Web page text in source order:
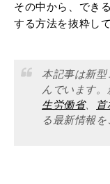
その中から、でき
する方法を抜粋して
本記事は新
んでいます。
生労働省、 首
る最新情報を